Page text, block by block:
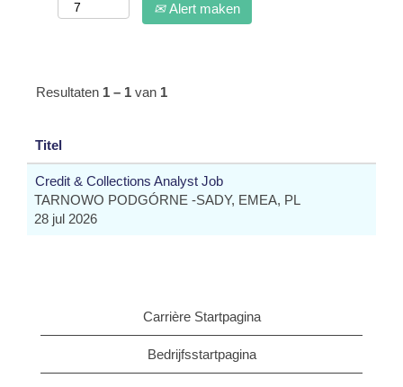
Alert maken
Resultaten 1 – 1 van 1
Titel
Credit & Collections Analyst Job
TARNOWO PODGÓRNE -SADY, EMEA, PL
28 jul 2026
Carrière Startpagina
Bedrijfsstartpagina